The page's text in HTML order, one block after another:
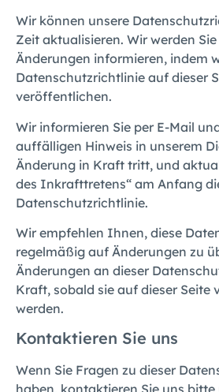
Wir können unsere
Zeit aktualisieren. Wir werden
Änderungen informieren, indem
Datenschutzrichtlinie auf dieser
veröffentlichen.
Wir informieren Sie per E-Mail
auffälligen Hinweis in unserem
Änderung in Kraft tritt, und
des Inkrafttretens“ am Anfang
Datenschutzrichtlinie.
Wir empfehlen Ihnen, diese
regelmäßig auf Änderungen zu
Änderungen an dieser
Kraft, sobald sie auf dieser Seite
werden.
Kontaktieren Sie uns
Wenn Sie Fragen zu dieser